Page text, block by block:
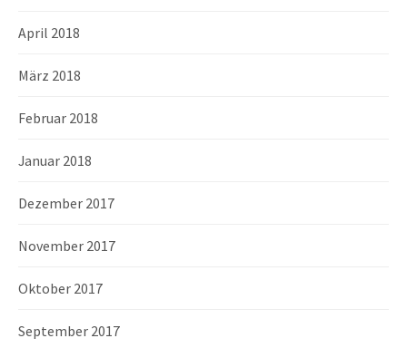
April 2018
März 2018
Februar 2018
Januar 2018
Dezember 2017
November 2017
Oktober 2017
September 2017